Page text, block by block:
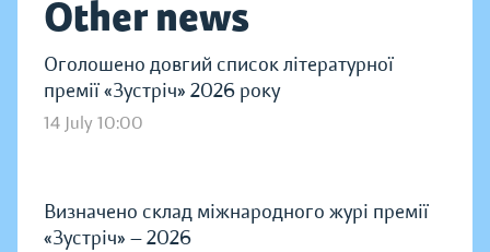
Other news
Оголошено довгий список літературної
премії «Зустріч» 2026 року
14 July 10:00
Визначено склад міжнародного журі премії
«Зустріч» — 2026